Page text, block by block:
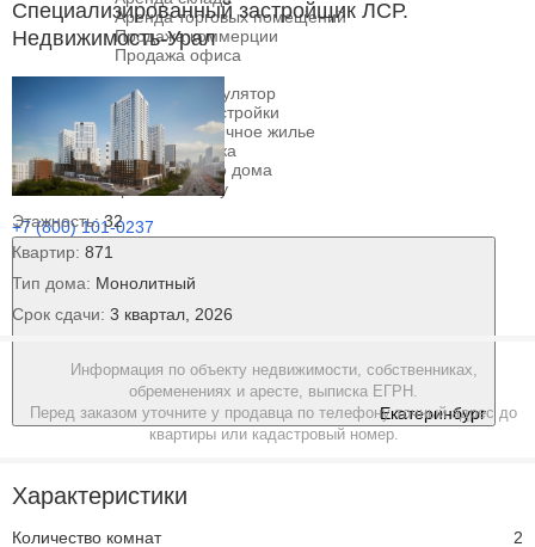
Аренда торговых помещений
Продажа коммерции
Продажа офиса
Ипотечный калькулятор
Ипотека на новостройки
Ипотека на вторичное жилье
Семейная ипотека
На строительство дома
Выбрать по банку
+7 (800) 101-0237
Екатеринбург
Специализированный застройщик ЛСР.
Недвижимость-Урал
Этажность:32
Квартир: 871
Тип дома: Монолитный
Срок сдачи: 3 квартал, 2026
Информация по объекту недвижимости, собственниках,
обременениях и аресте, выписка ЕГРН.
Перед заказом уточните у продавца по телефону точный адрес до
квартиры или кадастровый номер.
Характеристики
Количество комнат
2